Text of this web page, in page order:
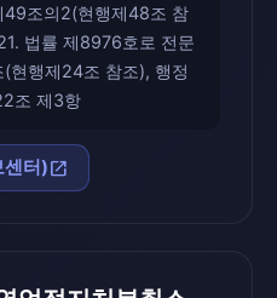
49조의2(현행제48조 참
법률 제8976호로 전문
현행제24조 참조), 행정
조 제3항
센터)open_in_new